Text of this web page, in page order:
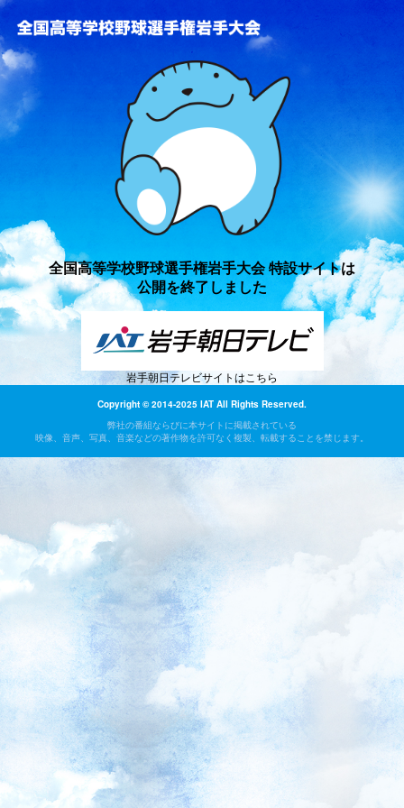
全国高等学校野球選手権岩手大会 特設サイトは
公開を終了しました
岩手朝日テレビサイトはこちら
Copyright © 2014-2025 IAT All Rights Reserved.
弊社の番組ならびに本サイトに掲載されている
映像、音声、写真、音楽などの著作物を許可なく複製、転載することを禁じます。